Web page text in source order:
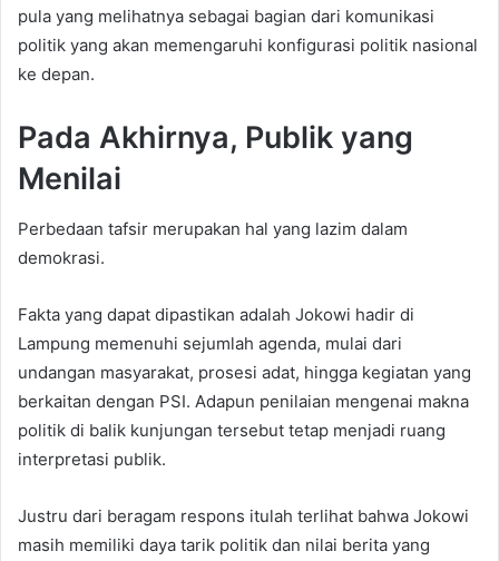
pula yang melihatnya sebagai bagian dari komunikasi
politik yang akan memengaruhi konfigurasi politik nasional
ke depan.
Pada Akhirnya, Publik yang
Menilai
Perbedaan tafsir merupakan hal yang lazim dalam
demokrasi.
Fakta yang dapat dipastikan adalah Jokowi hadir di
Lampung memenuhi sejumlah agenda, mulai dari
undangan masyarakat, prosesi adat, hingga kegiatan yang
berkaitan dengan PSI. Adapun penilaian mengenai makna
politik di balik kunjungan tersebut tetap menjadi ruang
interpretasi publik.
Justru dari beragam respons itulah terlihat bahwa Jokowi
masih memiliki daya tarik politik dan nilai berita yang